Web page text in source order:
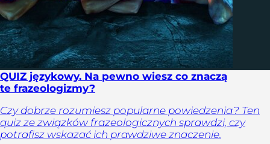
QUIZ językowy. Na pewno wiesz co znaczą
te frazeologizmy?
Czy dobrze rozumiesz popularne powiedzenia? Ten
quiz ze związków frazeologicznych sprawdzi, czy
potrafisz wskazać ich prawdziwe znaczenie.